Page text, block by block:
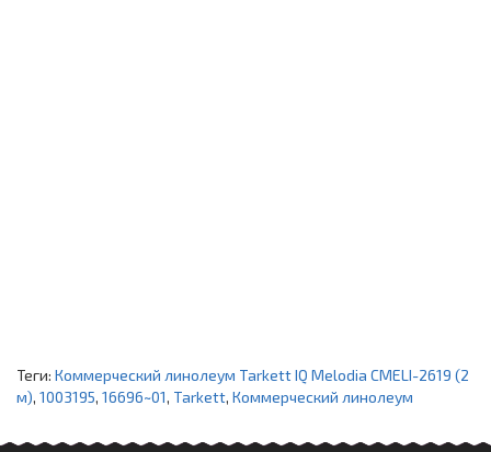
Теги: Коммерческий линолеум Tarkett IQ Melodia CMELI-2619 (2
м), 1003195, 16696~01, Tarkett, Коммерческий линолеум